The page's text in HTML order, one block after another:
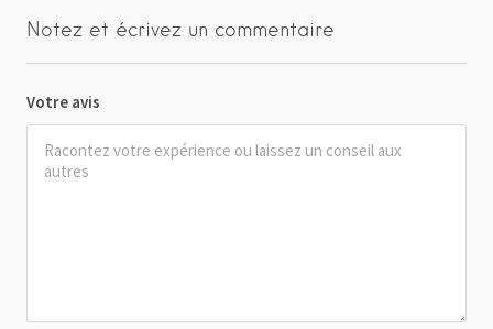
Notez et écrivez un commentaire
Votre avis